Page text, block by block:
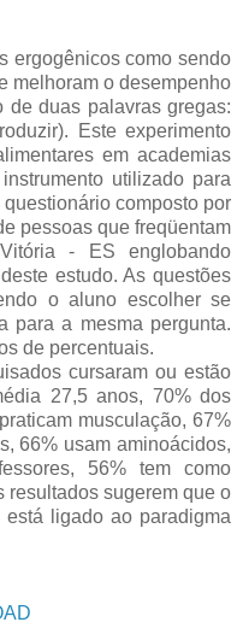
ergogênicos como sendo
melhoram o desempenho
de duas palavras gregas:
Este experimento
em academias
utilizado para
composto por
pessoas que freqüentam
- ES englobando
estudo. As questões
o aluno escolher se
para a mesma pergunta.
de percentuais.
cursaram ou estão
27,5 anos, 70% dos
musculação, 67%
66% usam aminoácidos,
56% tem como
resultados sugerem que o
ligado ao paradigma